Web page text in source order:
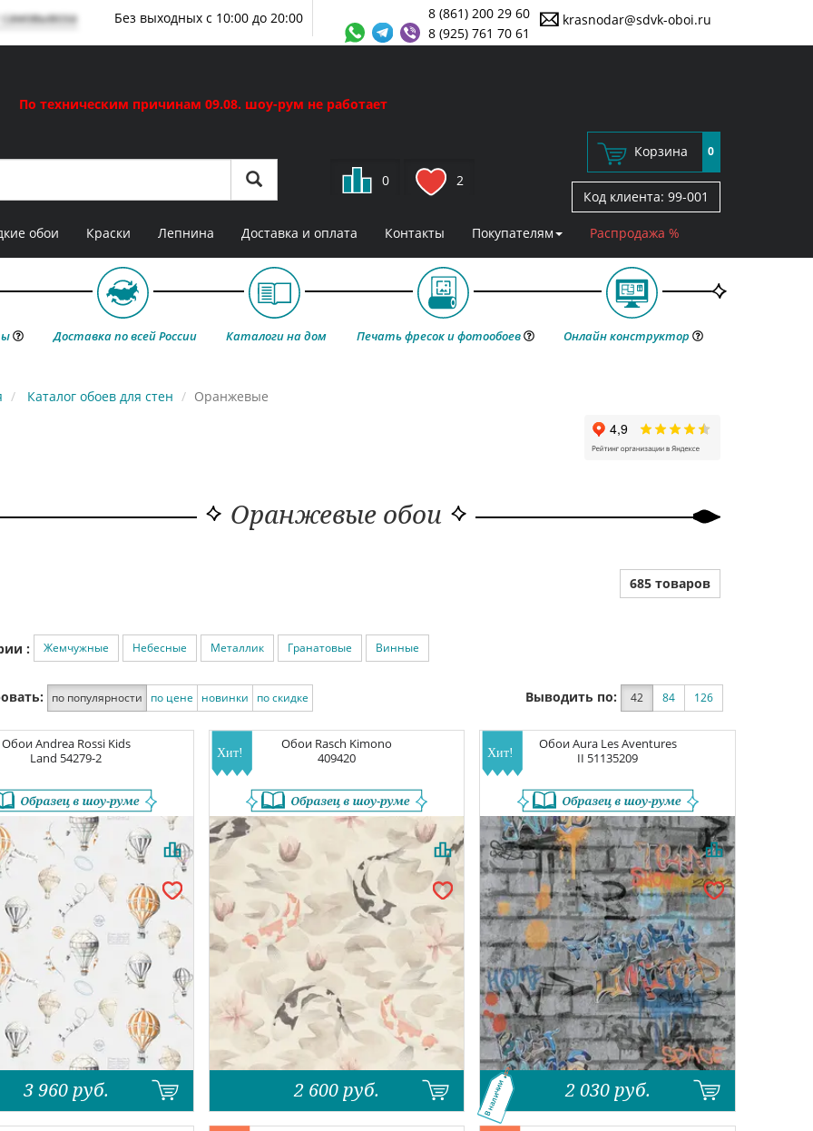
krasnodar@sdvk-oboi.ru
8 (861) 200 29 60
8 (925) 761 70 61
Без выходных с 10:00 до 20:00
По техническим причинам 09.08. шоу-рум не работает
0 2
Корзина 0
Код клиента: 99-001
обои Краски Лепнина Доставка и оплата Контакты Покупателям Распродажа %
Доставка по всей России Каталоги на дом Печать фресок и фотообоев Онлайн конструктор
Каталог обоев для стен Оранжевые
Оранжевые обои
685 товаров
: Жемчужные Небесные Металлик Гранатовые Винные
по популярности по цене новинки по скидке Выводить по: 42 84 126
ОбоиAndrea Rossi Kids
Land 54279-2
3 960 руб.
Обои Rasch Kimono
409420
2 600 руб.
ОбоиAura Les Aventures
II 51135209
2 030 руб.
В наличии